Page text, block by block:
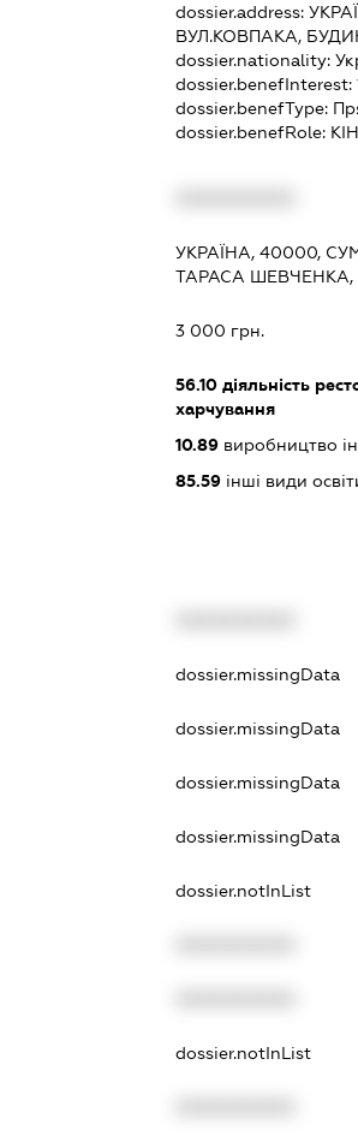
dossier.address:
ВУЛ.КОВПАКА,
dossier.nationality:
dossier.benefInterest:
dossier.benefType:
dossier.benefRole:
УКРАЇНА, 40000,
ТАРАСА ШЕВЧЕНКА,
3 000 грн.
56.10діяльність
харчування
10.89виробництво
85.59інші види
dossier.missingData
dossier.missingData
dossier.missingData
dossier.missingData
dossier.notInList
dossier.notInList